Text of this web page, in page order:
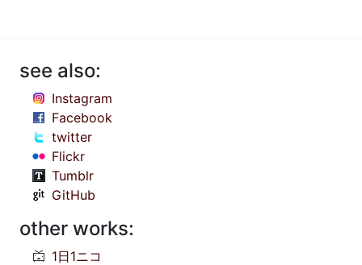
see also:
Instagram
Facebook
twitter
Flickr
Tumblr
GitHub
other works:
1日1ニコ